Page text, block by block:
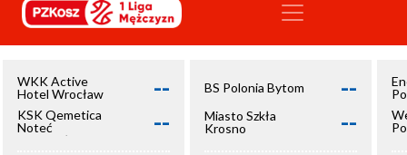
WKK Active
Hotel Wrocław
--
KSK Qemetica
Noteć
Inowrocław
--
BS Polonia Bytom --
Miasto Szkła
Krosno
--